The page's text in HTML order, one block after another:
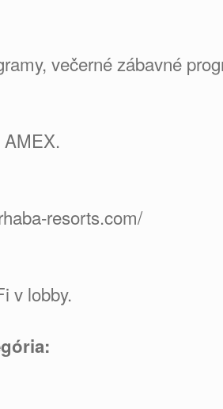
večerné zábavné
resorts.com/
v lobby.